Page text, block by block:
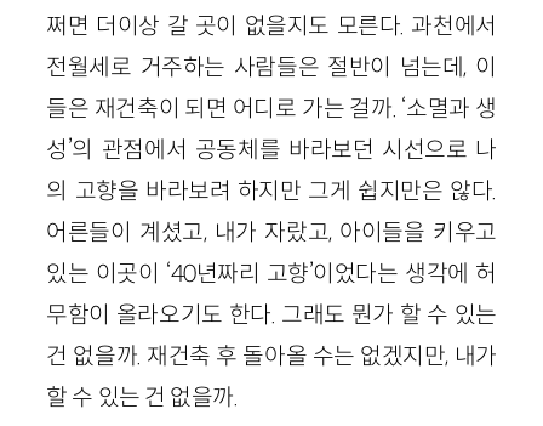
쩌면 더이상 갈 곳이 없을지도 모른다. 과천에서
전월세로 거주하는 사람들은 절반이 넘는데, 이
들은 재건축이 되면 어디로 가는 걸까. ‘소멸과 생
성’의 관점에서 공동체를 바라보던 시선으로 나
의 고향을 바라보려 하지만 그게 쉽지만은 않다.
어른들이 계셨고, 내가 자랐고, 아이들을 키우고
있는 이곳이 ‘40년짜리 고향’이었다는 생각에 허
무함이 올라오기도 한다. 그래도 뭔가 할 수 있는
건 없을까. 재건축 후 돌아올 수는 없겠지만, 내가
할 수 있는 건 없을까.